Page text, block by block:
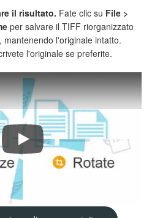
il risultato. Fate clic su File >
per salvare il TIFF riorganizzato
mantenendo l'originale intatto.
l'originale se preferite.
Riorganizzare le pagine nei file